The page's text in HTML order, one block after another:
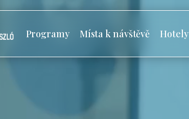
Programy Místa k návštěvě Hotely